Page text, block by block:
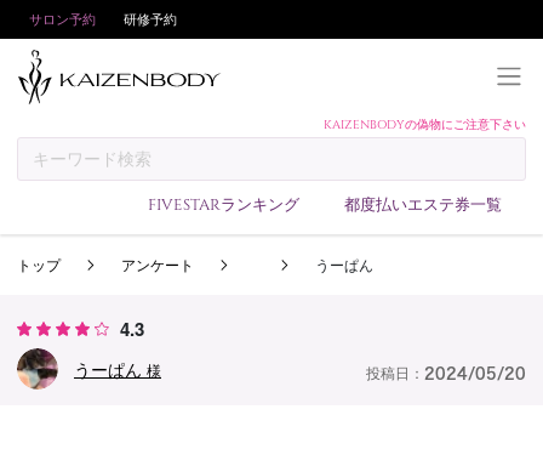
サロン予約 研修予約
KAIZENBODYの偽物にご注意下さい
FIVESTARランキング 都度払いエステ券一覧
予約方法
サロンランキング
トップ アンケート うーぱん
4.3
うーぱん 様 投稿日： 2024/05/20